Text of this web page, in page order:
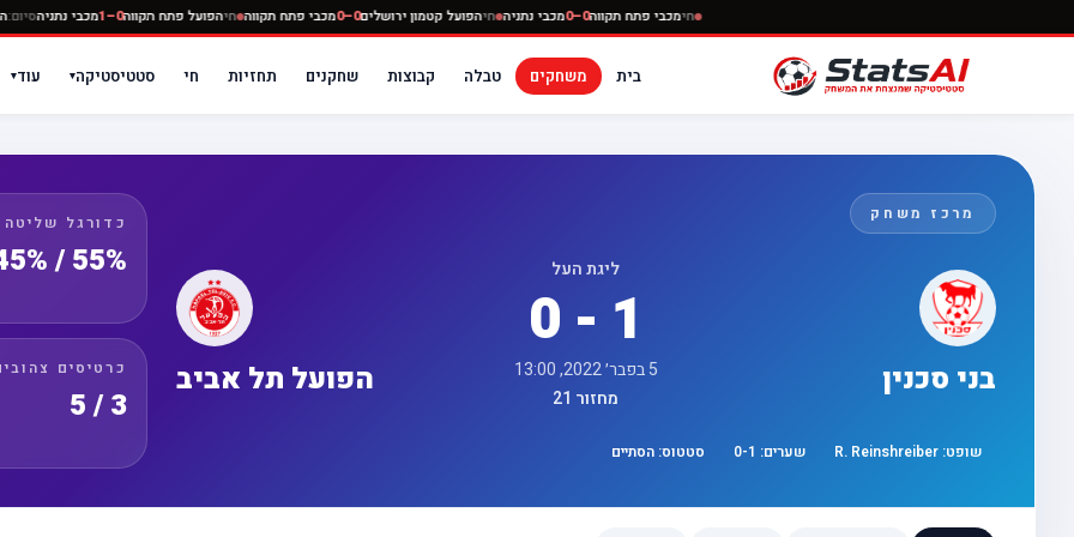
חימכבי פתח תקווה0–0 מכבי נתניה חיהפועל קטמון ירושלים0–0 מכבי פתח תקווה חיהפועל פתח תקווה0–1 מכבי
בית משחקים טבלה קבוצות שחקנים תחזיות חי סטטיסטיקה▾ עוד▾
מרכז משחק
בני סכנין
ליגת העל
0 - 1
5 בפבר׳ 2022, 13:00
מחזור 21
הפועל תל אביב
שופט: R. Reinshreiber שערים: 0-1 סטטוס: הסתיים
כדורגל שליטה
55% / 45%
כרטיסים
3 / 5